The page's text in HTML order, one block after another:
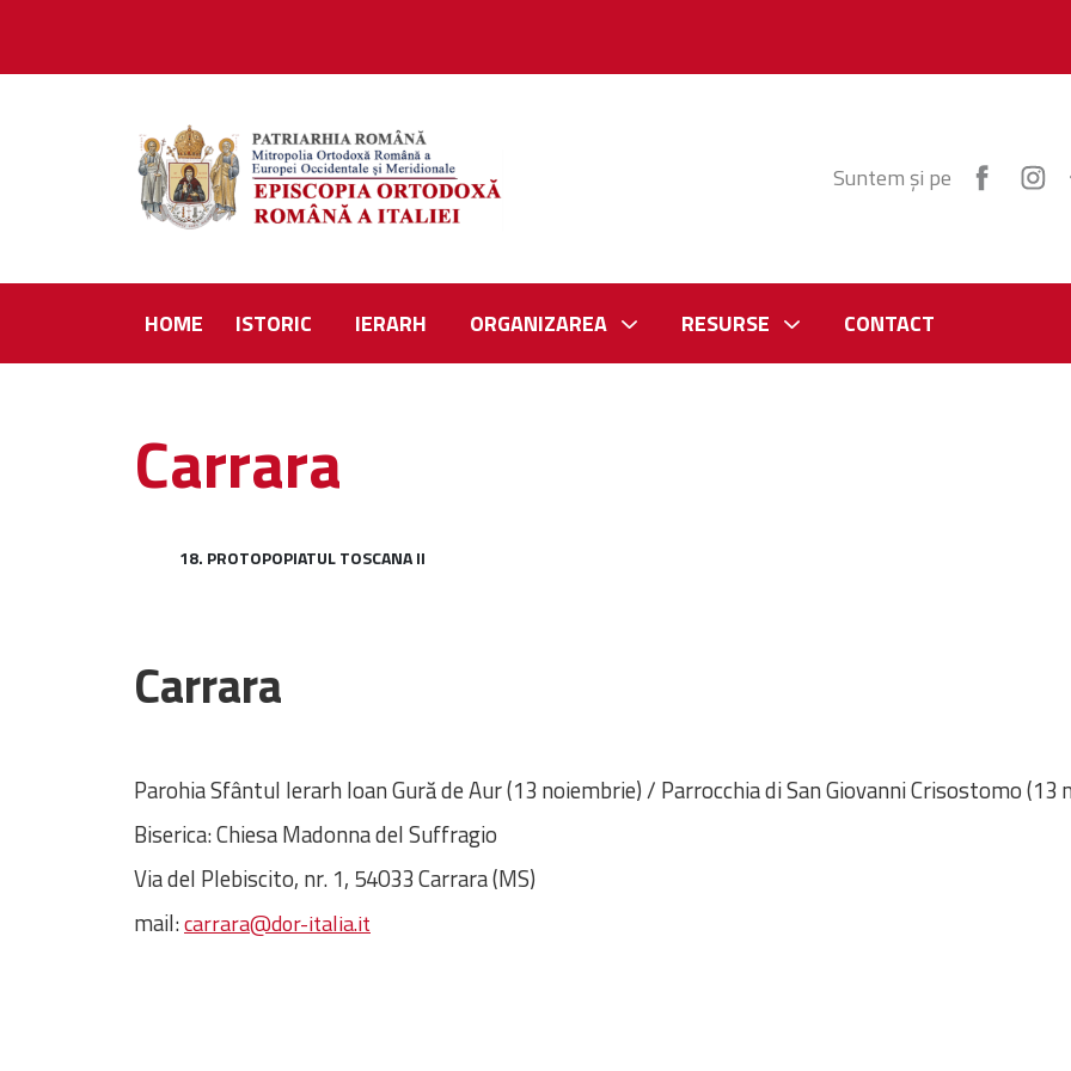
Suntem și pe
HOME ISTORIC IERARH ORGANIZAREA RESURSE CONTACT
Carrara
18. PROTOPOPIATUL TOSCANA II
Carrara
Parohia Sfântul Ierarh Ioan Gură de Aur (13 noiembrie) / Parrocchia di San Giovanni Crisostomo (13
Biserica: Chiesa Madonna del Suffragio
Via del Plebiscito, nr. 1, 54033 Carrara (MS)
mail:carrara@dor-italia.it